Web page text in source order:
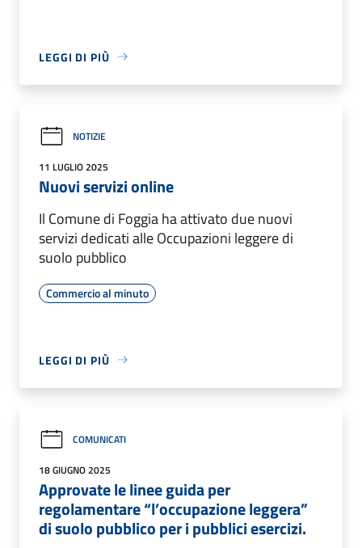
LEGGI DI PIÙ
NOTIZIE
11 LUGLIO 2025
Nuovi servizi online
Il Comune di Foggia ha attivato due nuovi
servizi dedicati alle Occupazioni leggere di
suolo pubblico
Commercio al minuto
LEGGI DI PIÙ
COMUNICATI
18 GIUGNO 2025
Approvate le linee guida per
regolamentare “l’occupazione leggera”
di suolo pubblico per i pubblici esercizi.